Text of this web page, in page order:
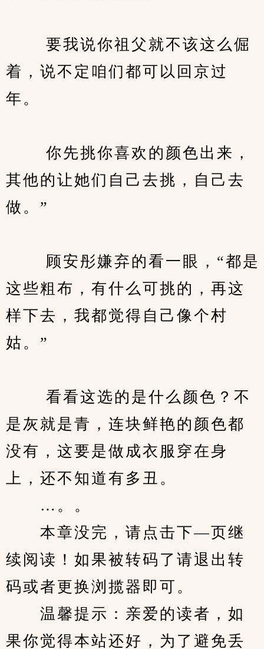
要我说你祖父就不该这么倔
着，说不定咱们都可以回京过
年。
你先挑你喜欢的颜色出来，
其他的让她们自己去挑，自己去
做。”
顾安彤嫌弃的看一眼，“都是
这些粗布，有什么可挑的，再这
样下去，我都觉得自己像个村
姑。”
看看这选的是什么颜色？不
是灰就是青，连块鲜艳的颜色都
没有，这要是做成衣服穿在身
上，还不知道有多丑。
…。。
本章没完，请点击下—页继
续阅读！如果被转码了请退出转
码或者更换浏揽器即可。
温馨提示：亲爱的读者，如
果你觉得本站还好，为了避免丢